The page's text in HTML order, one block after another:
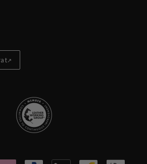
réseaux sociaux